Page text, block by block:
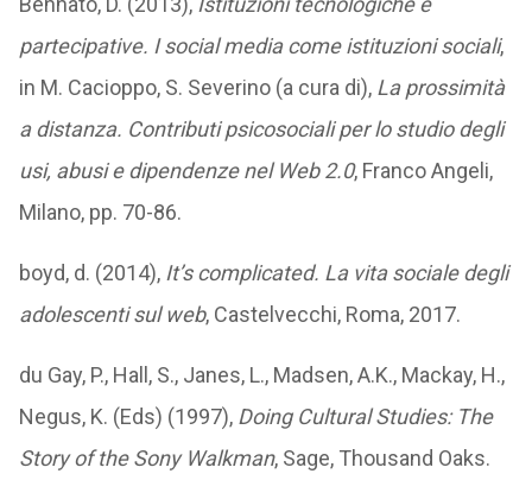
partecipative. I social media come istituzioni sociali,
in M. Cacioppo, S. Severino (a cura di), La prossimità
a distanza. Contributi psicosociali per lo studio degli
usi, abusi e dipendenze nel Web 2.0, Franco Angeli,
Milano, pp. 70-86.
boyd, d. (2014), It’s complicated. La vita sociale degli
adolescenti sul web, Castelvecchi, Roma, 2017.
du Gay, P., Hall, S., Janes, L., Madsen, A.K., Mackay, H.,
Negus, K. (Eds) (1997), Doing Cultural Studies: The
Story of the Sony Walkman, Sage, Thousand Oaks.